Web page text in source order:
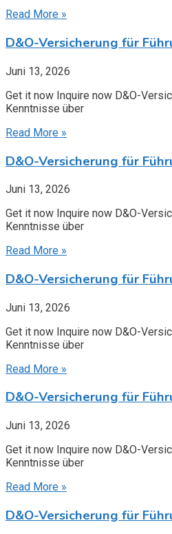
Read More »
D&O-Versicherung für
Juni 13, 2026
Get it now Inquire now D&O-
Kenntnisse über
Read More »
D&O-Versicherung für
Juni 13, 2026
Get it now Inquire now D&O-
Kenntnisse über
Read More »
D&O-Versicherung für
Juni 13, 2026
Get it now Inquire now D&O-
Kenntnisse über
Read More »
D&O-Versicherung für
Juni 13, 2026
Get it now Inquire now D&O-
Kenntnisse über
Read More »
D&O-Versicherung für